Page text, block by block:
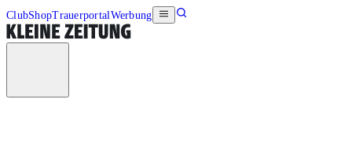
ClubShopTrauerportalWerbung